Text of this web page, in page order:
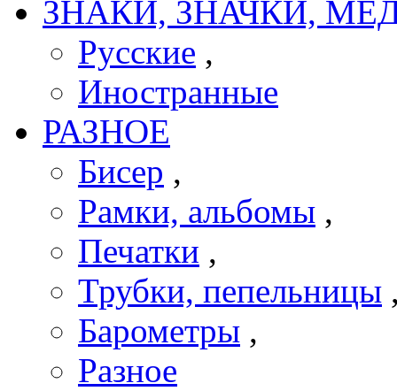
ЗНАКИ, ЗНАЧКИ,
Русские ,
Иностранные
РАЗНОЕ
Бисер ,
Рамки, альбомы ,
Печатки ,
Трубки, пепельницы
Барометры ,
Разное